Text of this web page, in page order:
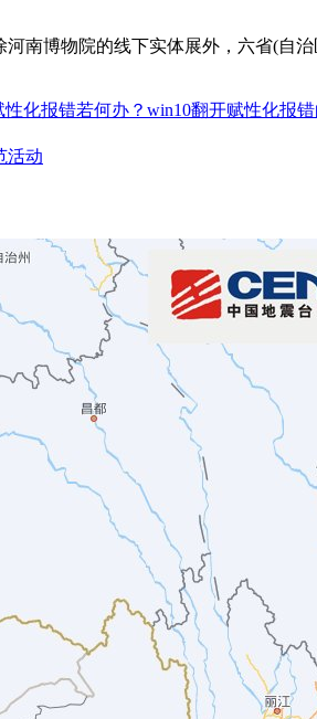
院的线下实体展外 ，六省(自治区)
化报错若何办？win10翻开赋性化报
活动